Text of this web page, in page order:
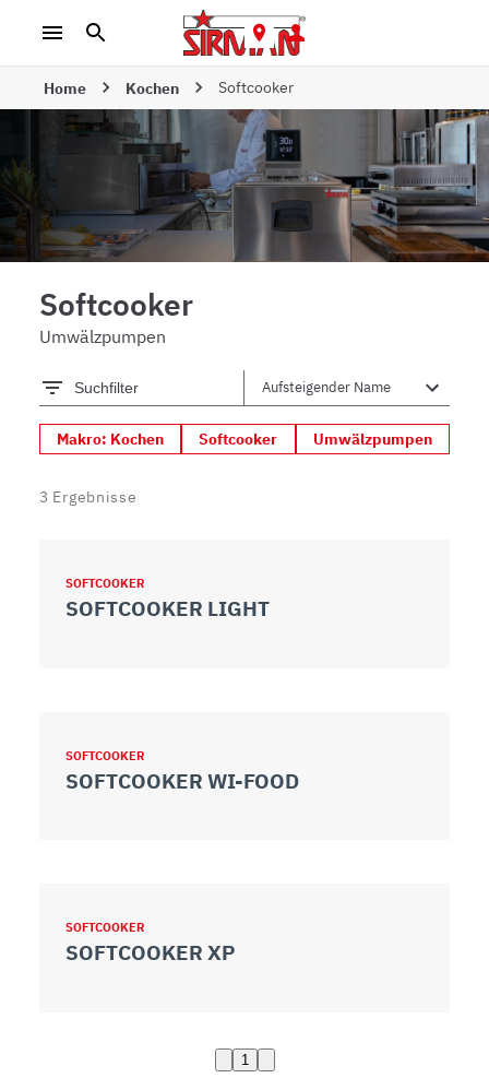
Home Kochen Softcooker
Softcooker
Umwälzpumpen
Suchfilter
Makro: Kochen Softcooker Umwälzpumpen
3 Ergebnisse
SOFTCOOKER
SOFTCOOKER LIGHT
SOFTCOOKER
SOFTCOOKER WI-FOOD
SOFTCOOKER
SOFTCOOKER XP
1